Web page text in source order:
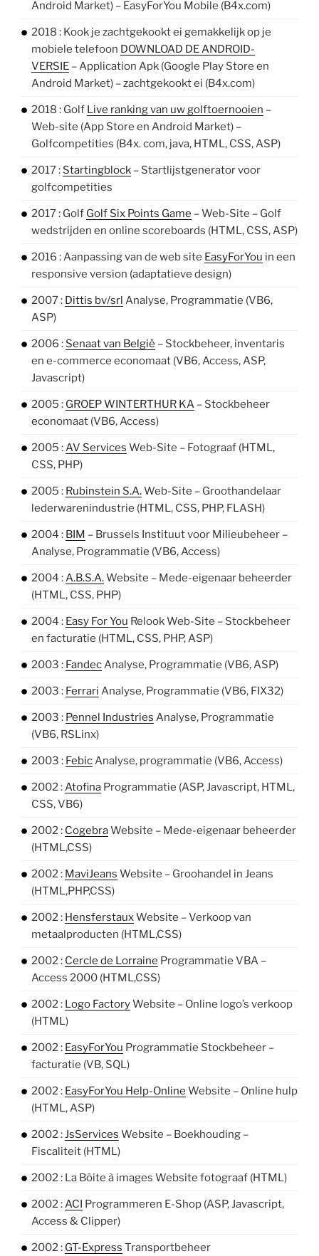
Android Market) – EasyForYou Mobile (B4x.com)
2018 : Kook je zachtgekookt ei gemakkelijk op je
mobiele telefoon DOWNLOAD DE ANDROID-
VERSIE – Application Apk (Google Play Store en
Android Market) – zachtgekookt ei (B4x.com)
2018 : Golf Live ranking van uw golftoernooien –
Web-site (App Store en Android Market) –
Golfcompetities (B4x. com, java, HTML, CSS, ASP)
2017 : Startingblock – Startlijstgenerator voor
golfcompetities
2017 : Golf Golf Six Points Game – Web-Site – Golf
wedstrijden en online scoreboards (HTML, CSS, ASP)
2016 : Aanpassing van de web site EasyForYou in een
responsive version (adaptatieve design)
2007 : Dittis bv/srl Analyse, Programmatie (VB6,
ASP)
2006 : Senaat van België – Stockbeheer, inventaris
en e-commerce economaat (VB6, Access, ASP,
Javascript)
2005 : GROEP WINTERTHUR KA – Stockbeheer
economaat (VB6, Access)
2005 :AV Services Web-Site – Fotograaf (HTML,
CSS, PHP)
2005 : Rubinstein S.A.Web-Site – Groothandelaar
lederwarenindustrie (HTML, CSS, PHP, FLASH)
2004 : BIM – Brussels Instituut voor Milieubeheer –
Analyse, Programmatie (VB6, Access)
2004 :A.B.S.A.Website – Mede-eigenaar beheerder
(HTML, CSS, PHP)
2004 : Easy For You Relook Web-Site – Stockbeheer
en facturatie (HTML, CSS, PHP, ASP)
2003 : FandecAnalyse, Programmatie (VB6, ASP)
2003 : Ferrari Analyse, Programmatie (VB6, FIX32)
2003 : Pennel Industries Analyse, Programmatie
(VB6, RSLinx)
2003 : FebicAnalyse, programmatie (VB6, Access)
2002 :Atofina Programmatie (ASP, Javascript, HTML,
CSS, VB6)
2002 : CogebraWebsite – Mede-eigenaar beheerder
(HTML,CSS)
2002 : MaviJeans Website – Groohandel in Jeans
(HTML,PHP,CSS)
2002 : HensferstauxWebsite – Verkoop van
metaalproducten (HTML,CSS)
2002 : Cercle de Lorraine Programmatie VBA –
Access 2000 (HTML,CSS)
2002 : Logo FactoryWebsite – Online logo’s verkoop
(HTML)
2002 : EasyForYou Programmatie Stockbeheer –
facturatie (VB, SQL)
2002 : EasyForYou Help-Online Website – Online hulp
(HTML, ASP)
2002 :JsServices Website – Boekhouding –
Fiscaliteit (HTML)
2002 : La Bôite à images Website fotograaf (HTML)
2002 :ACI Programmeren E-Shop (ASP, Javascript,
Access & Clipper)
2002 : GT-Express Transportbeheer